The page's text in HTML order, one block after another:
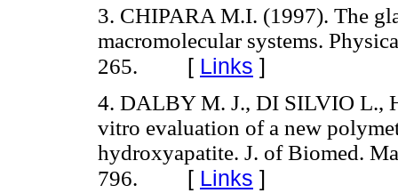
3. CHIPARA M.I. (1997). The
macromolecular systems.
265. [ Links ]
4. DALBY M. J., DI SILVIO L.,
vitro evaluation of a new
hydroxyapatite. J. of Biomed.
796. [ Links ]